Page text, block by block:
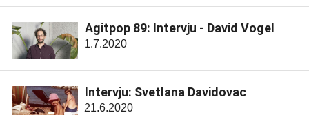
Agitpop 89: Intervju - David Vogel
1.7.2020
Intervju: Svetlana Davidovac
21.6.2020